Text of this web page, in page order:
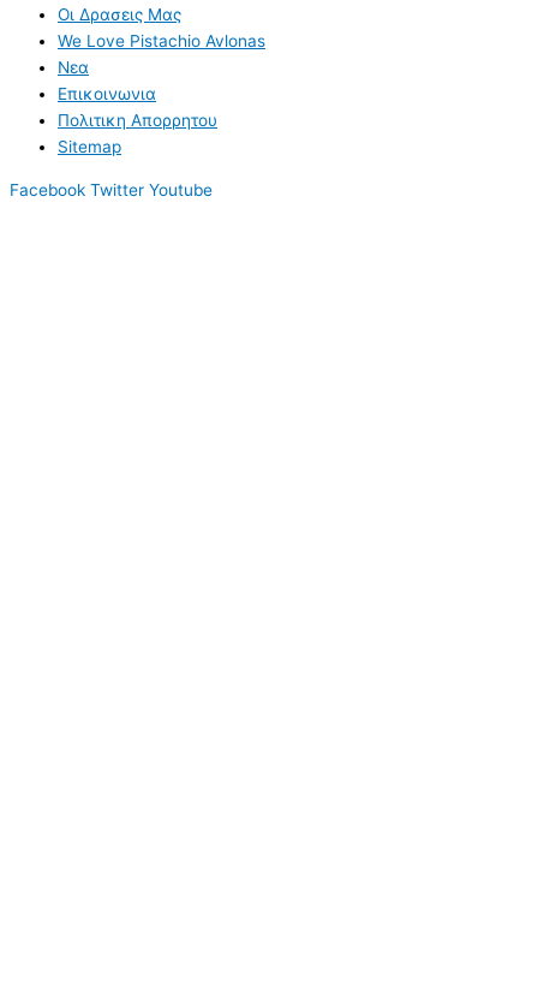
Οι Δρασεις Μας
We Love Pistachio Avlonas
Νεα
Επικοινωνια
Πολιτικη Απορρητου
Sitemap
Facebook Twitter Youtube